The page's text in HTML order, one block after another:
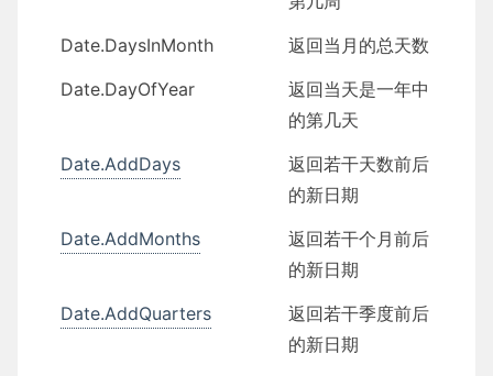
Date.DaysInMonth
返回当月的总天数
Date.DayOfYear
返回当天是一年中
的第几天
Date.AddDays
返回若干天数前后
的新日期
Date.AddMonths
返回若干个月前后
的新日期
Date.AddQuarters
返回若干季度前后
的新日期